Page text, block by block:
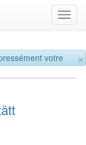
×
votre